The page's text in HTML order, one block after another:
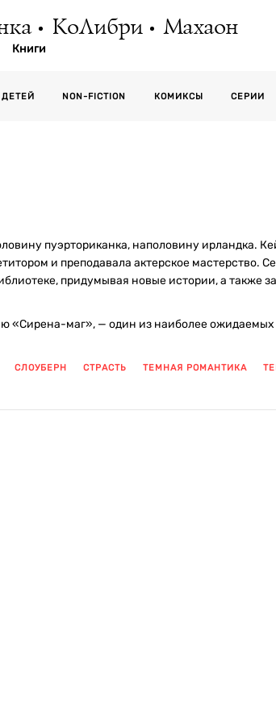
КоЛибри Махаон
Книги
NON-FICTION КОМИКСЫ СЕРИИ
пуэрториканка, наполовину ирландка.
и преподавала актерское мастерство.
придумывая новые истории, а также
«Сирена-маг», — один из наиболее
СЛОУБЕРН СТРАСТЬ ТЕМНАЯ РОМАНТИКА